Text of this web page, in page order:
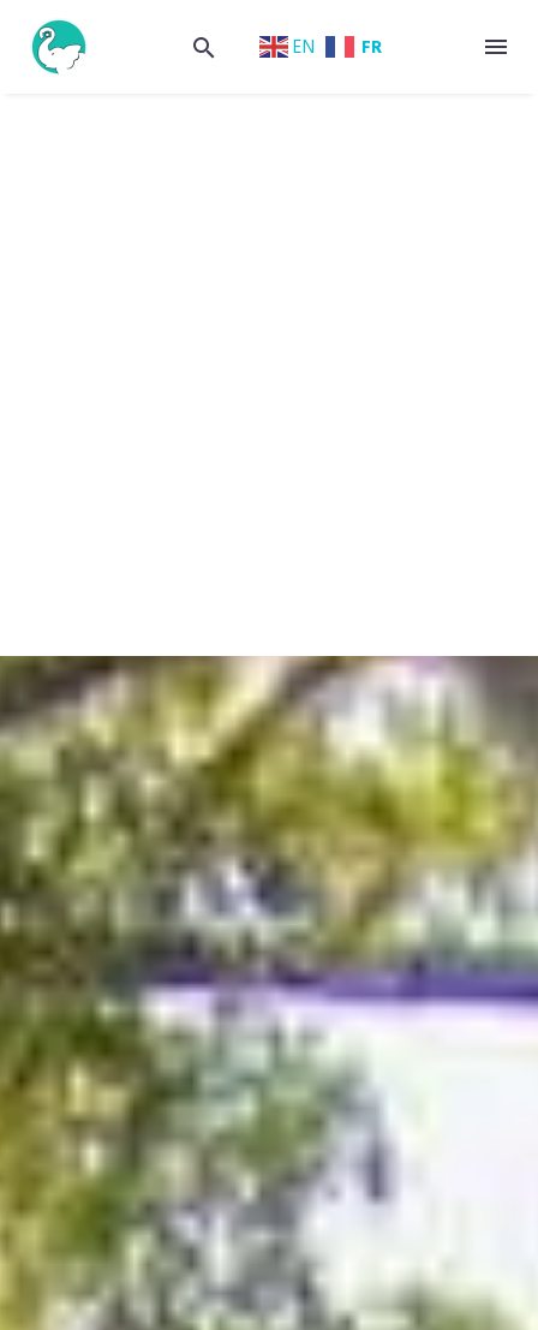
EN FR